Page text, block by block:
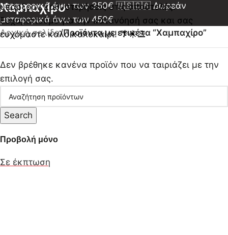
μεταφορικά άνω των 350€🇺🇸🇨🇦 Δωρεάν
μεταφορικά άνω των 450€
υπάρξουν καθυστερήσεις στις αποστολές.
Ευχαριστούμε για την κατανόησή σας και σας
ευχόμαστε καλό καλοκαίρι! 🌴☀️⛱️
Χαμπαχίρο
Προβολή μόνο
Σε έκπτωση
Αρχική σελίδα/Προϊόντα με ετικέτα “Χαμπαχίρο”
Δεν βρέθηκε κανένα προϊόν που να ταιριάζει με την
επιλογή σας.
Search